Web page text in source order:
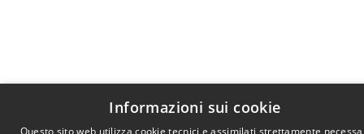
Informazioni sui cookie
Questo sito web utilizza cookie tecnici e assimilati strettamente